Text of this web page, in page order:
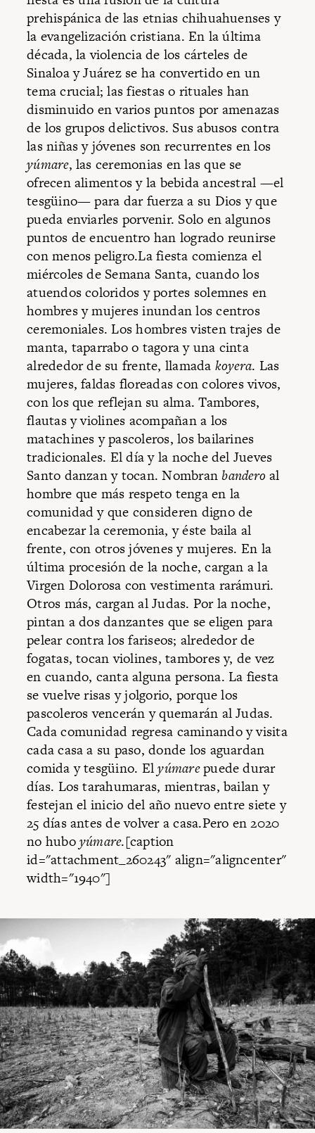
prehispánica de las etnias chihuahuenses y
la evangelización cristiana. En la última
década, la violencia de los cárteles de
Sinaloa y Juárez se ha convertido en un
tema crucial; las fiestas o rituales han
disminuido en varios puntos por amenazas
de los grupos delictivos. Sus abusos contra
las niñas y jóvenes son recurrentes en los
yúmare, las ceremonias en las que se
ofrecen alimentos y la bebida ancestral —el
tesgüino— para dar fuerza a su Dios y que
pueda enviarles porvenir. Solo en algunos
puntos de encuentro han logrado reunirse
con menos peligro.La fiesta comienza el
miércoles de Semana Santa, cuando los
atuendos coloridos y portes solemnes en
hombres y mujeres inundan los centros
ceremoniales. Los hombres visten trajes de
manta, taparrabo o tagora y una cinta
alrededor de su frente, llamada koyera. Las
mujeres, faldas floreadas con colores vivos,
con los que reflejan su alma. Tambores,
flautas y violines acompañan a los
matachines y pascoleros, los bailarines
tradicionales. El día y la noche del Jueves
Santo danzan y tocan. Nombranbandero al
hombre que más respeto tenga en la
comunidad y que consideren digno de
encabezar la ceremonia, y éste baila al
frente, con otros jóvenes y mujeres. En la
última procesión de la noche, cargan a la
Virgen Dolorosa con vestimenta rarámuri.
Otros más, cargan al Judas. Por la noche,
pintan a dos danzantes que se eligen para
pelear contra los fariseos; alrededor de
fogatas, tocan violines, tambores y, de vez
en cuando, canta alguna persona. La fiesta
se vuelve risas y jolgorio, porque los
pascoleros vencerán y quemarán al Judas.
Cada comunidad regresa caminando y visita
cada casa a su paso, donde los aguardan
comida y tesgüino. Elyúmarepuede durar
días. Los tarahumaras, mientras, bailan y
festejan el inicio del año nuevo entre siete y
25 días antes de volver a casa.Pero en 2020
no huboyúmare.[caption
id="attachment_260243" align="aligncenter"
width="1940"]